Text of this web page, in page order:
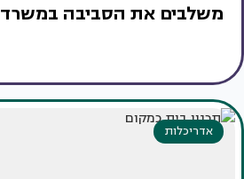
משלבים את הסביבה במשרד
אדריכלות